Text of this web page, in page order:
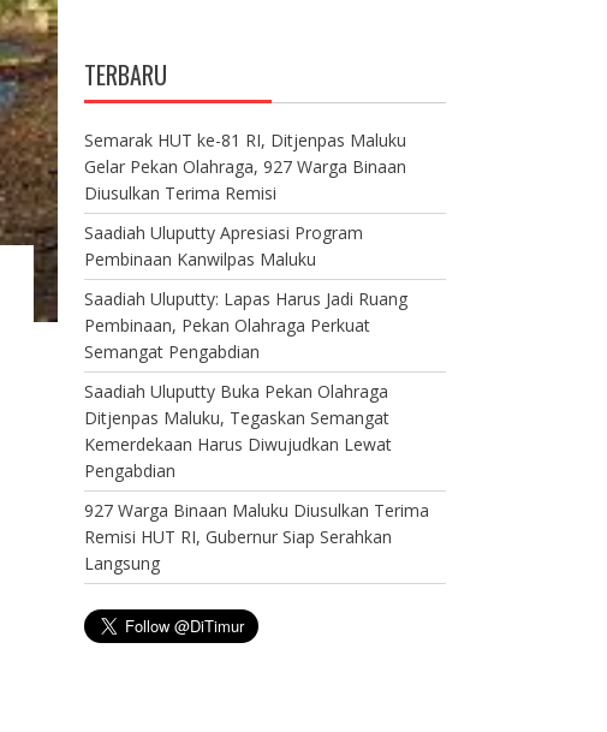
TERBARU
Semarak HUT ke-81 RI, Ditjenpas Maluku
Gelar Pekan Olahraga, 927 Warga Binaan
Diusulkan Terima Remisi
Saadiah Uluputty Apresiasi Program
Pembinaan Kanwilpas Maluku
Saadiah Uluputty: Lapas Harus Jadi Ruang
Pembinaan, Pekan Olahraga Perkuat
Semangat Pengabdian
Saadiah Uluputty Buka Pekan Olahraga
Ditjenpas Maluku, Tegaskan Semangat
Kemerdekaan Harus Diwujudkan Lewat
Pengabdian
927 Warga Binaan Maluku Diusulkan Terima
Remisi HUT RI, Gubernur Siap Serahkan
Langsung